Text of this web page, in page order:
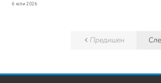
6 юли 2026
Предишен